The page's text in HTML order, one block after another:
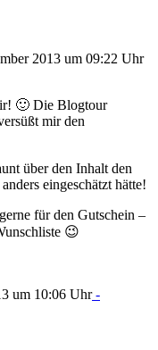
2013 um 09:22 Uhr
🙂 Die Blogtour
mir den
über den Inhalt den
eingeschätzt hätte!
für den Gutschein –
😉
um 10:06 Uhr-